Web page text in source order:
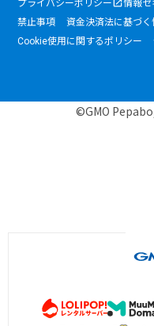
プライバシーポリシー 情報セ
禁止事項
資金決済法に基づ
Cookie使用に関するポリシー
©GMO